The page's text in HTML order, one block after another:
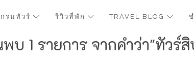
กรมทัวร์ รีวิวที่พัก TRAVEL BLOG
บ 1 รายการ จากคำว่า"ทัวร์